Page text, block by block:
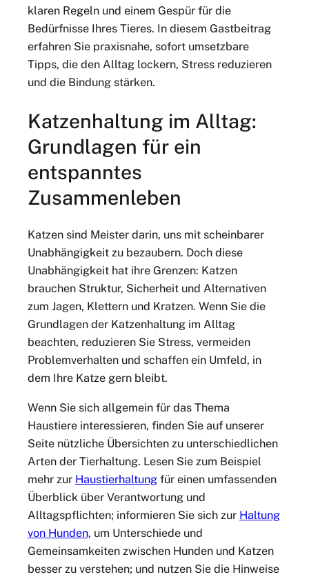
klaren Regeln und einem Gespür für die
Bedürfnisse Ihres Tieres. In diesem Gastbeitrag
erfahren Sie praxisnahe, sofort umsetzbare
Tipps, die den Alltag lockern, Stress reduzieren
und die Bindung stärken.
Katzenhaltung im Alltag:
Grundlagen für ein
entspanntes
Zusammenleben
Katzen sind Meister darin, uns mit scheinbarer
Unabhängigkeit zu bezaubern. Doch diese
Unabhängigkeit hat ihre Grenzen: Katzen
brauchen Struktur, Sicherheit und Alternativen
zum Jagen, Klettern und Kratzen. Wenn Sie die
Grundlagen der Katzenhaltung im Alltag
beachten, reduzieren Sie Stress, vermeiden
Problemverhalten und schaffen ein Umfeld, in
dem Ihre Katze gern bleibt.
Wenn Sie sich allgemein für das Thema
Haustiere interessieren, finden Sie auf unserer
Seite nützliche Übersichten zu unterschiedlichen
Arten der Tierhaltung. Lesen Sie zum Beispiel
mehr zur Haustierhaltung für einen umfassenden
Überblick über Verantwortung und
Alltagspflichten; informieren Sie sich zur Haltung
von Hunden, um Unterschiede und
Gemeinsamkeiten zwischen Hunden und Katzen
besser zu verstehen; und nutzen Sie die Hinweise